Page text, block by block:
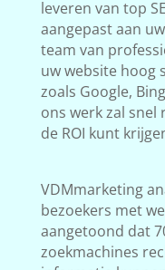
leveren van top
aangepast aan
team van
uw website hoog
zoals Google,
ons werk zal
de ROI kunt
VDMmarketing
bezoekers met
aangetoond dat
zoekmachines